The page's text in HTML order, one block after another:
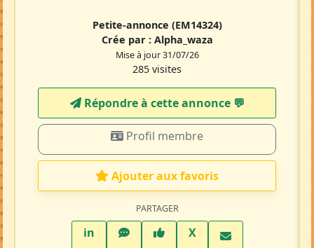
Petite-annonce (EM14324)
Crée par : Alpha_waza
Mise à jour 31/07/26
285 visites
Répondre à cette annonce 💬​
Profil membre
Ajouter aux favoris
PARTAGER
inLinkedInWhatsAppFacebook
XTwitter X